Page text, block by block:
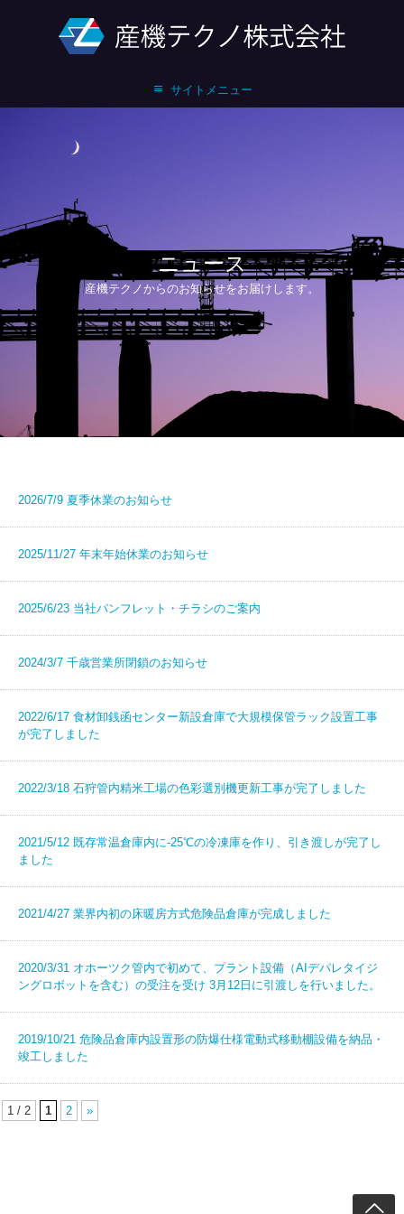
サイトメニュー
ニュース
産機テクノからのお知らせをお届けします。
2026/7/9 夏季休業のお知らせ
2025/11/27 年末年始休業のお知らせ
2025/6/23 当社パンフレット・チラシのご案内
2024/3/7 千歳営業所閉鎖のお知らせ
2022/6/17 食材卸銭函センター新設倉庫で大規模保管ラック設置工事
が完了しました
2022/3/18 石狩管内精米工場の色彩選別機更新工事が完了しました
2021/5/12 既存常温倉庫内に-25℃の冷凍庫を作り、引き渡しが完了し
ました
2021/4/27 業界内初の床暖房方式危険品倉庫が完成しました
2020/3/31 オホーツク管内で初めて、プラント設備（AIデパレタイジ
ングロボットを含む）の受注を受け 3月12日に引渡しを行いました。
2019/10/21 危険品倉庫内設置形の防爆仕様電動式移動棚設備を納品・
竣工しました
1 / 2 1 2 »